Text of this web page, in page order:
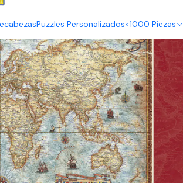
Puzzles Personalizados<1000 Piezas